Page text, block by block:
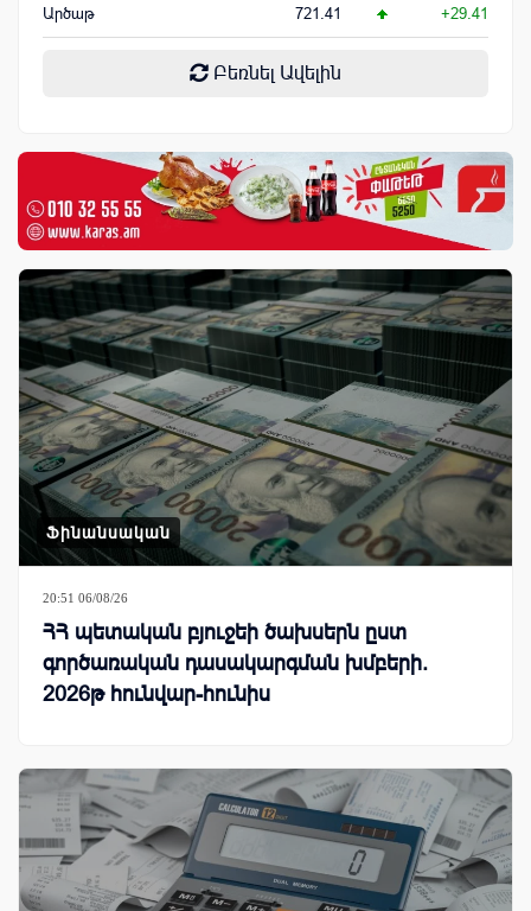
Արծաթ 721.41 +29.41
Բեռնել Ավելին
Ֆինանսական
20:51 06/08/26
ՀՀ պետական բյուջեի ծախսերն ըստ
գործառական դասակարգման խմբերի.
2026թ հունվար-հունիս